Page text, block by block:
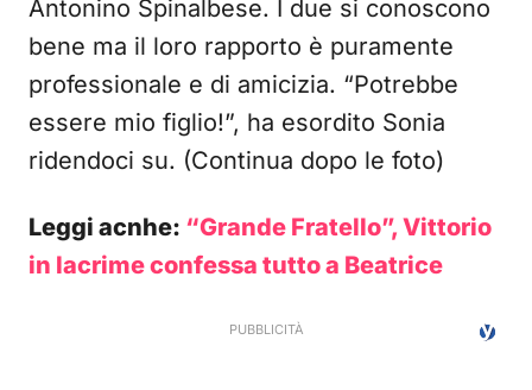
Antonino Spinalbese. I due si conoscono
bene ma il loro rapporto è puramente
professionale e di amicizia. “Potrebbe
essere mio figlio!”, ha esordito Sonia
ridendoci su. (Continua dopo le foto)
Leggi acnhe: “Grande Fratello”, Vittorio
in lacrime confessa tutto a Beatrice